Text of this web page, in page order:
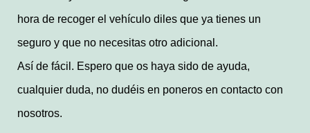
hora de recoger el vehículo diles que ya tienes un
seguro y que no necesitas otro adicional.
Así de fácil. Espero que os haya sido de ayuda,
cualquier duda, no dudéis en poneros en contacto con
nosotros.